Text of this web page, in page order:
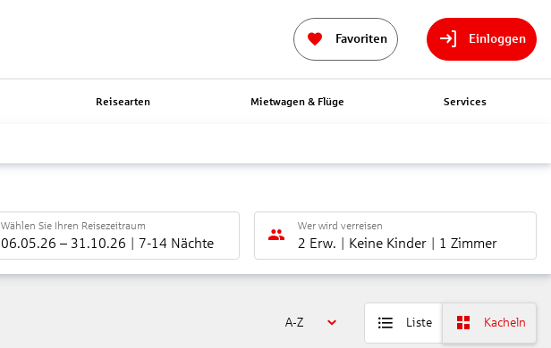
Favoriten Einloggen
Reisearten Mietwagen & Flüge Services
Wählen Sie Ihren Reisezeitraum
06.05.26 – 31.10.26 7-14 Nächte
Wer wird verreisen
2 Erw. Keine Kinder 1 Zimmer
A-Z Liste Kacheln